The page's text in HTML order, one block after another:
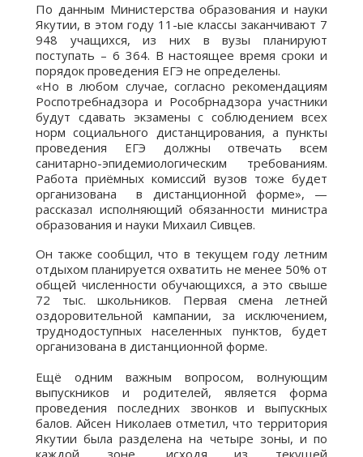
По данным Министерства образования и науки
Якутии, в этом году 11-ые классы заканчивают 7
948 учащихся, из них в вузы планируют
поступать – 6 364. В настоящее время сроки и
порядок проведения ЕГЭ не определены.
«Но в любом случае, согласно рекомендациям
Роспотребнадзора и Рособрнадзора участники
будут сдавать экзамены с соблюдением всех
норм социального дистанцирования, а пункты
проведения ЕГЭ должны отвечать всем
санитарно-эпидемиологическим требованиям.
Работа приёмных комиссий вузов тоже будет
организована в дистанционной форме», —
рассказал исполняющий обязанности министра
образования и науки Михаил Сивцев.
Он также сообщил, что в текущем году летним
отдыхом планируется охватить не менее 50% от
общей численности обучающихся, а это свыше
72 тыс. школьников. Первая смена летней
оздоровительной кампании, за исключением,
труднодоступных населенных пунктов, будет
организована в дистанционной форме.
Ещё одним важным вопросом, волнующим
выпускников и родителей, является форма
проведения последних звонков и выпускных
балов. Айсен Николаев отметил, что территория
Якутии была разделена на четыре зоны, и по
каждой зоне, исходя из текущей